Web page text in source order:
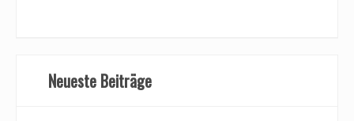
Neueste Beiträge